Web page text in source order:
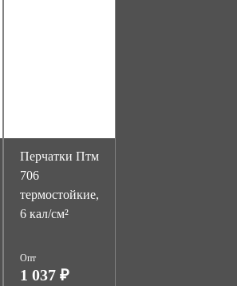
Перчатки Птм
706
термостойкие,
6 кал/см²
Опт
1 037 ₽